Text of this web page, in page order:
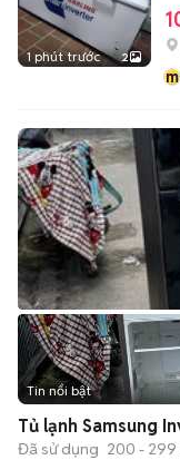
1 phút trước 2
m
Tin nổi bật
Tủ lạnh Samsung
Đã sử dụng 200 - 299